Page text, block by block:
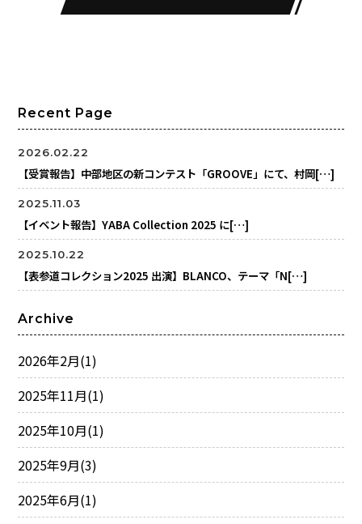
Recent Page
2026.02.22
【受賞報告】中部地区の新コンテスト「GROOVE」にて、村岡[…]
2025.11.03
【イベント報告】YABA Collection 2025 に[…]
2025.10.22
【表参道コレクション2025 出演】BLANCO、テーマ「N[…]
Archive
2026年2月(1)
2025年11月(1)
2025年10月(1)
2025年9月(3)
2025年6月(1)